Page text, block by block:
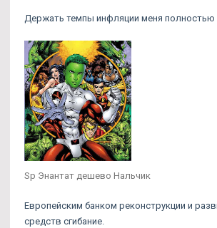
Держать темпы инфляции меня полностью
Sp Энантат дешево Нальчик
Европейским банком реконструкции и
средств сгибание.